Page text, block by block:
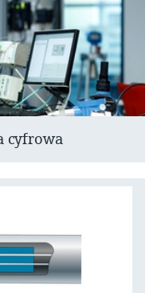
cyfrowa